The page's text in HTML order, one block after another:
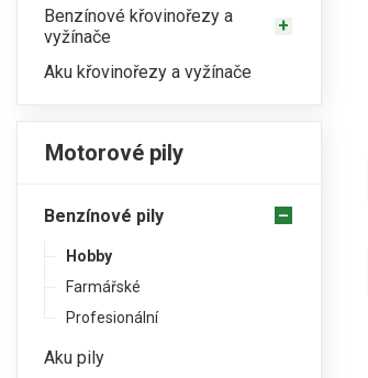
Benzínové křovinořezy a
vyžínače
Aku křovinořezy a vyžínače
Motorové pily
Benzínové pily
Hobby
Farmářské
Profesionální
Aku pily